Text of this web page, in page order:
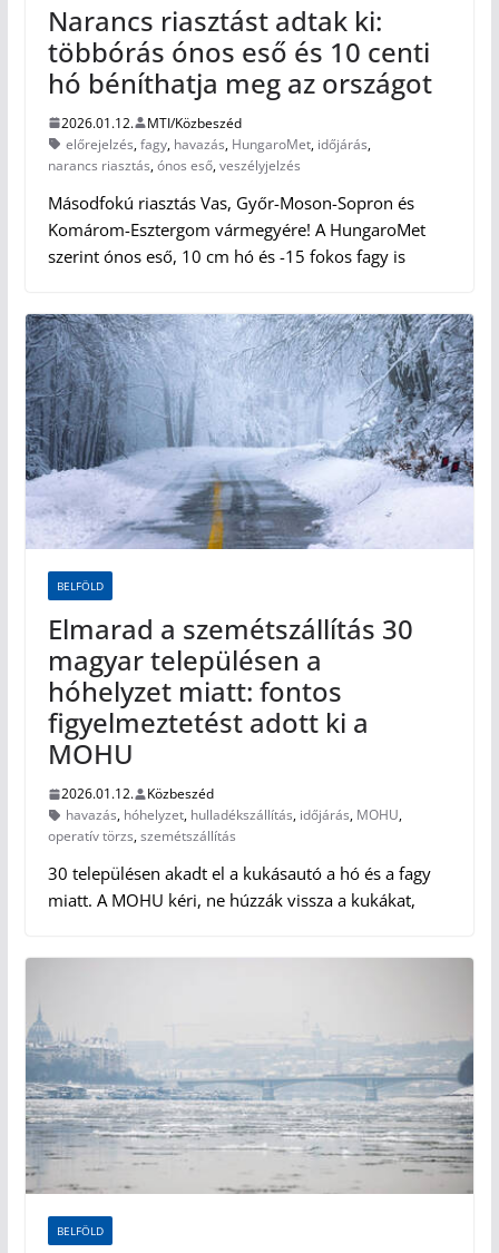
Narancs riasztást adtak ki:
többórás ónos eső és 10 centi
hó béníthatja meg az országot
2026.01.12.
MTI/Közbeszéd
előrejelzés,fagy, havazás, HungaroMet, időjárás,
narancs riasztás,ónos eső,veszélyjelzés
Másodfokú riasztás Vas, Győr-Moson-Sopron és
Komárom-Esztergom vármegyére! A HungaroMet
szerint ónos eső, 10 cm hó és -15 fokos fagy is
BELFÖLD
Elmarad a szemétszállítás 30
magyar településen a
hóhelyzet miatt: fontos
figyelmeztetést adott ki a
MOHU
2026.01.12.
Közbeszéd
havazás, hóhelyzet, hulladékszállítás, időjárás, MOHU,
operatív törzs,szemétszállítás
30 településen akadt el a kukásautó a hó és a fagy
miatt. A MOHU kéri, ne húzzák vissza a kukákat,
BELFÖLD